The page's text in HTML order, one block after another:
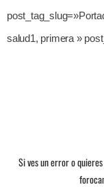
salud1, primera »
Si ves un error o